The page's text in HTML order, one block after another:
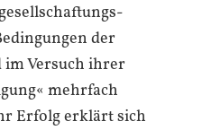
der
Versuch ihrer
mehrfach
Erfolg erklärt sich